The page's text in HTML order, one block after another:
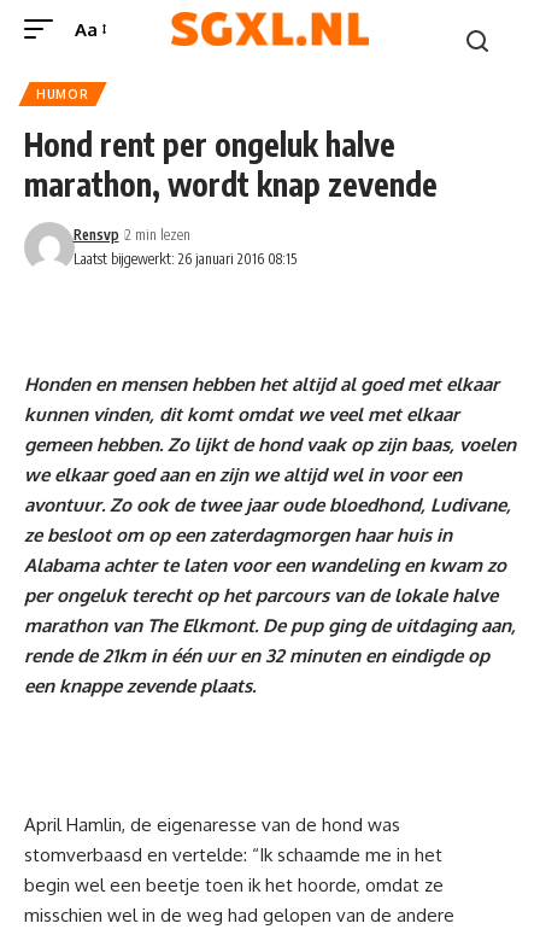
Aa
HUMOR
Hond rent per ongeluk halve
marathon, wordt knap zevende
Laatst bijgewerkt: 26 januari 2016 08:15
Rensvp 2 min lezen
Honden en mensen hebben het altijd al goed met elkaar
kunnen vinden, dit komt omdat we veel met elkaar
gemeen hebben. Zo lijkt de hond vaak op zijn baas, voelen
we elkaar goed aan en zijn we altijd wel in voor een
avontuur. Zo ook de twee jaar oude bloedhond, Ludivane,
ze besloot om op een zaterdagmorgen haar huis in
Alabama achter te laten voor een wandeling en kwam zo
per ongeluk terecht op het parcours van de lokale halve
marathon van The Elkmont. De pup ging de uitdaging aan,
rende de 21km in één uur en 32 minuten en eindigde op
een knappe zevende plaats.
April Hamlin, de eigenaresse van de hond was
stomverbaasd en vertelde: “Ik schaamde me in het
begin wel een beetje toen ik het hoorde, omdat ze
misschien wel in de weg had gelopen van de andere